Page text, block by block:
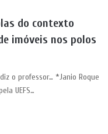
do contexto
imóveis nos polos
o professor… *Janio Roque
UEFS…